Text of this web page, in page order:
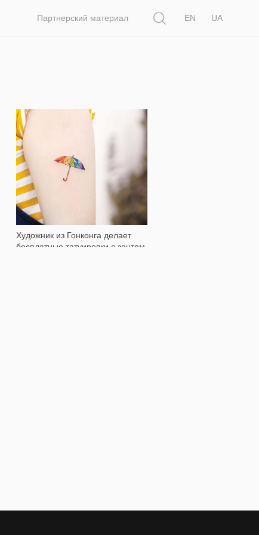
Партнерский материал
EN
UA
Художник из Гонконга делает
бесплатные татуировки с зонтом